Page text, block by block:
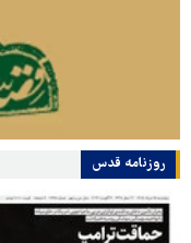
روزنامه قدس